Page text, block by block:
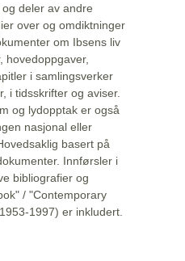
deler av andre
over og omdiktninger
om Ibsens liv
hovedoppgaver,
i samlingsverker
i tidsskrifter og aviser.
og lydopptak er også
nasjonal eller
basert på
Innførsler i
bibliografier og
/ "Contemporary
1997) er inkludert.